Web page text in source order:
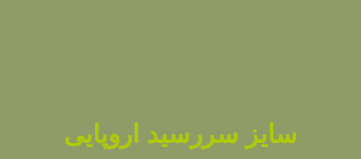
سایز سررسید اروپایی